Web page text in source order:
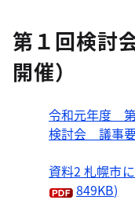
第１回検討
開催）
令和元年度
検討会 議事
資料2 札幌市
849KB)